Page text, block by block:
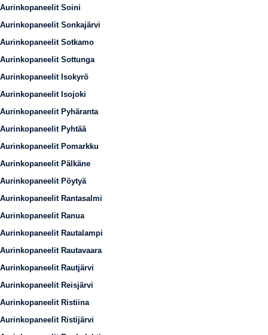
Aurinkopaneelit Soini
Aurinkopaneelit Sonkajärvi
Aurinkopaneelit Sotkamo
Aurinkopaneelit Sottunga
Aurinkopaneelit Isokyrö
Aurinkopaneelit Isojoki
Aurinkopaneelit Pyhäranta
Aurinkopaneelit Pyhtää
Aurinkopaneelit Pomarkku
Aurinkopaneelit Pälkäne
Aurinkopaneelit Pöytyä
Aurinkopaneelit Rantasalmi
Aurinkopaneelit Ranua
Aurinkopaneelit Rautalampi
Aurinkopaneelit Rautavaara
Aurinkopaneelit Rautjärvi
Aurinkopaneelit Reisjärvi
Aurinkopaneelit Ristiina
Aurinkopaneelit Ristijärvi